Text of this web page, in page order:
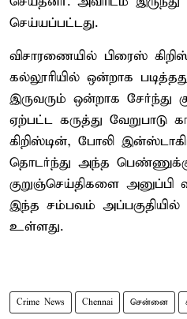
செய்யப்பட்டது.
விசாரணையில் பிரைஸ்
கல்லூரியில் ஒன்றாக
இருவரும் ஒன்றாக சேர்ந்து
ஏற்பட்ட கருத்து வேறுபாடு
கிறிஸ்டின், போலி
தொடர்ந்து அந்த
குறுஞ்செய்திகளை அனுப்பி
இந்த சம்பவம் அப்பகுதியில்
உள்ளது.
Crime News Chennai சென்னை